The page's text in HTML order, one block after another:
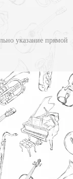
указание прямой